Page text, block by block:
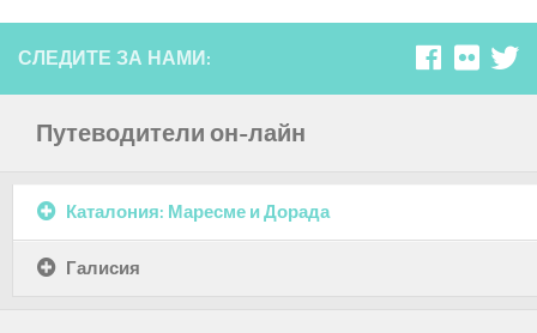
СЛЕДИТЕ ЗА НАМИ:
Путеводители он-лайн
Каталония: Маресме и Дорада
Галисия